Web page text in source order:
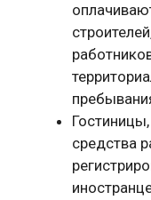
средства